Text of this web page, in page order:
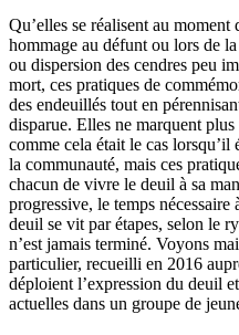
Qu’elles se réalisent au moment
hommage au défunt ou lors de
ou dispersion des cendres peu
mort, ces pratiques de
des endeuillés tout en
disparue. Elles ne marquent
comme cela était le cas lorsqu’il
la communauté, mais ces
chacun de vivre le deuil à sa
progressive, le temps nécessaire
deuil se vit par étapes, selon le
n’est jamais terminé. Voyons
particulier, recueilli en 2016
déploient l’expression du deuil
actuelles dans un groupe de